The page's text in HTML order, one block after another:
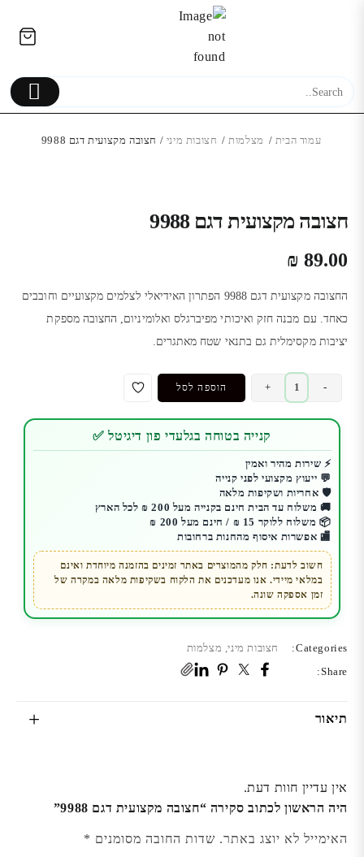
עמוד הבית / מצלמות/ חצובות מיני / חצובה מקצועית דגם 9988
חצובה מקצועית דגם 9988
₪ 89.00
החצובה מקצועית דגם 9988 הפתרון האידיאלי לצלמים מקצועיים וחובבים
כאחד. עם מבנה חזק ואיכותי מפיברגלס ואלומיניום, החצובה מספקת
יציבות מקסימלית גם בתנאי שטח מאתגרים.
-
כמות
של
חצובה
מקצועית
דגם
9988
+ הוספה לסל
קנייה בטוחה בגלעדי פון דיגיטל ✅
⚡ שירות מהיר ואמין
💬 ייעוץ מקצועי לפני קנייה
🛡️ אחריות ושקיפות מלאה
🚚 משלוח עד הבית חינם בקנייה מעל 200 ₪ לכל הארץ
📦 משלוח ללוקר 15 ₪ / חינם מעל 200 ₪
🏬 אפשרות איסוף מהחנות ברחובות
חשוב לדעת: חלק מהמוצרים באתר זמינים בהזמנה מיוחדת ואינם
במלאי מיידי. אנו מעדכנים את הלקוח בשקיפות מלאה במקרה של
זמן אספקה שונה.
Categories: חצובות מיני, מצלמות
Share:
תיאור
אין עדיין חוות דעת.
היה הראשון לכתוב סקירה “חצובה מקצועית דגם 9988”
האימייל לא יוצג באתר. שדות החובה מסומנים *
PC/XBOX/PLAYSTATION/NINTENDO